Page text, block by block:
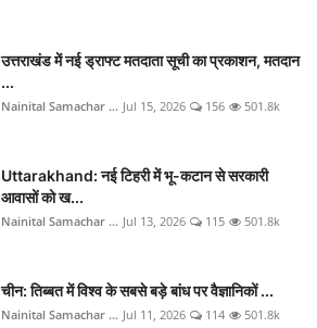
उत्तराखंड में नई ड्राफ्ट मतदाता सूची का प्रकाशन, मतदान
...
Nainital Samachar ... Jul 15, 2026 156 501.8k
Uttarakhand: नई टिहरी में भू-कटान से सरकारी
आवासों को ख...
Nainital Samachar ... Jul 13, 2026 115 501.8k
चीन: तिब्बत में विश्व के सबसे बड़े बांध पर वैज्ञानिकों ...
Nainital Samachar ... Jul 11, 2026 114 501.8k